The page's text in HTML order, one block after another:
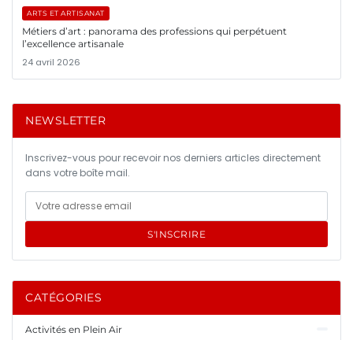
ARTS ET ARTISANAT
Métiers d’art : panorama des professions qui perpétuent
l’excellence artisanale
24 avril 2026
NEWSLETTER
Inscrivez-vous pour recevoir nos derniers articles directement
dans votre boîte mail.
S'INSCRIRE
CATÉGORIES
Activités en Plein Air